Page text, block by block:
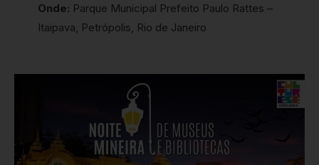
Onde: Parque Municipal Prefeito Paulo Rattes –
Itaipava, Petrópolis, Rio de Janeiro